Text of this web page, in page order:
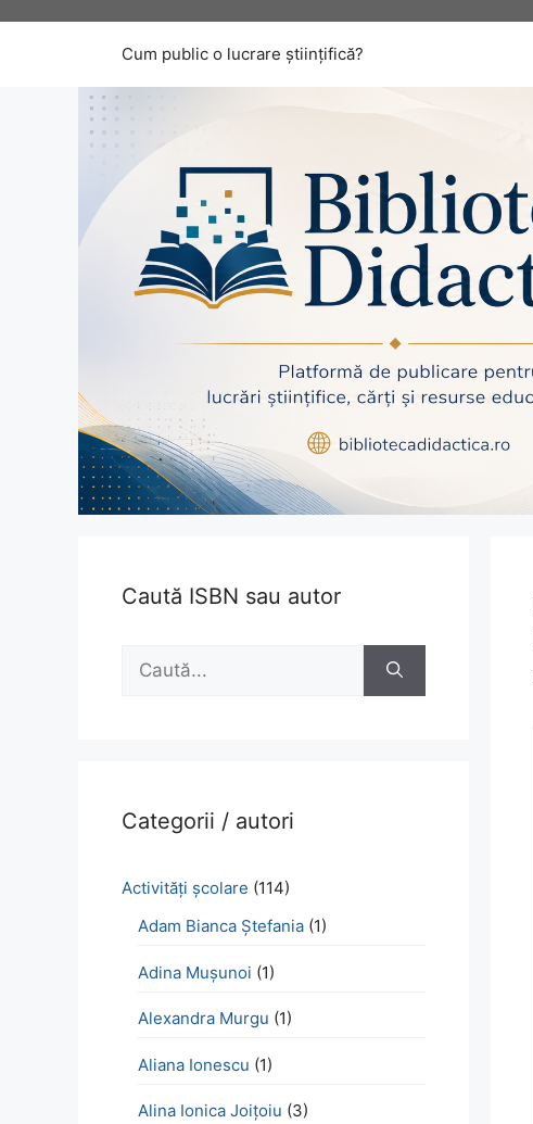
Cum public o lucrare științifică?
Caută ISBN sau autor
după:
Categorii / autori
Activităţi şcolare (114)
Adam Bianca Ștefania (1)
Adina Mușunoi (1)
Alexandra Murgu (1)
Aliana Ionescu (1)
Alina Ionica Joițoiu (3)